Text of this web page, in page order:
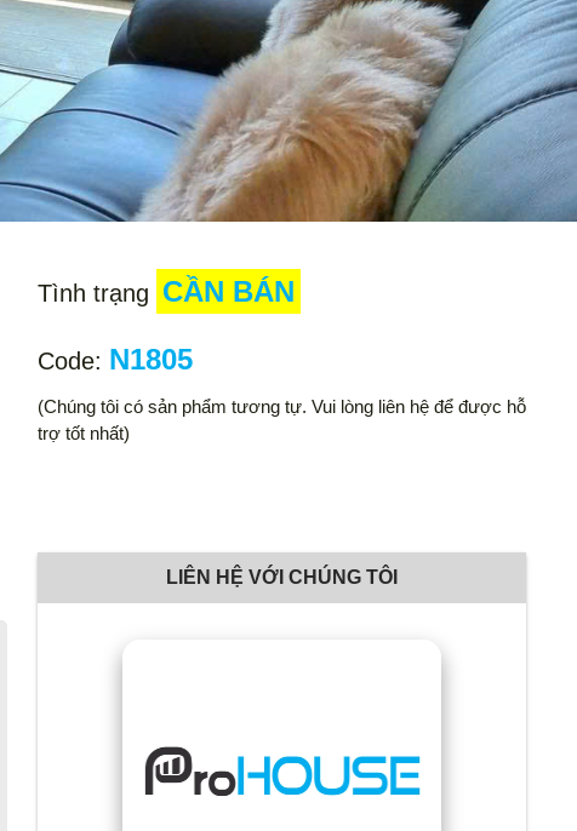
Tình trạng CẦN BÁN
Code: N1805
(Chúng tôi có sản phẩm tương tự. Vui lòng liên hệ để được hỗ
trợ tốt nhất)
LIÊN HỆ VỚI CHÚNG TÔI